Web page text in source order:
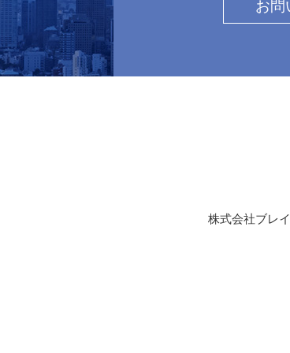
お問
株式会社ブレ